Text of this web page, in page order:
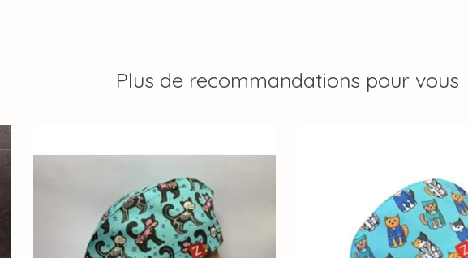
Plus de recommandations pour vous